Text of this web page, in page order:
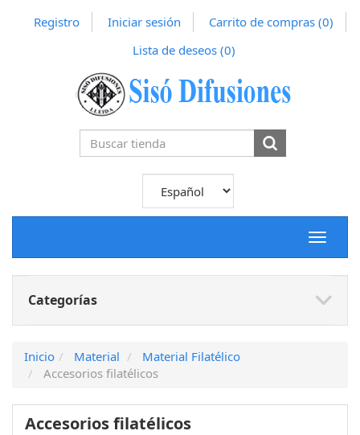
Registro Iniciar sesión Carrito de compras (0)
Lista de deseos (0)
Toggle
Categorías
Inicio Material
Material Filatélico
Accesorios filatélicos
Accesorios filatélicos